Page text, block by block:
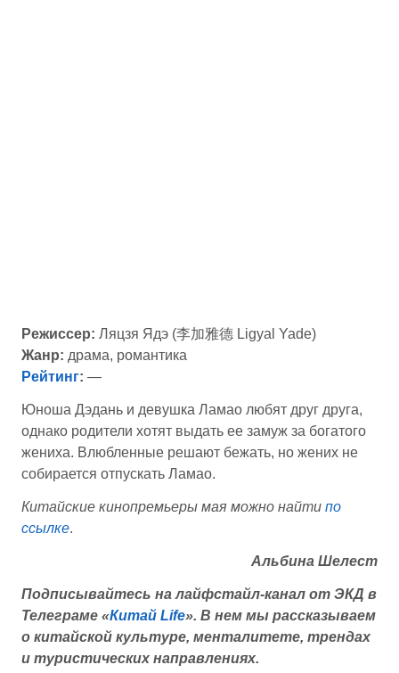
Режиссер: Ляцзя Ядэ (李加雅德 Ligyal Yade)
Жанр: драма, романтика
Рейтинг: —
Юноша Дэдань и девушка Ламао любят друг друга,
однако родители хотят выдать ее замуж за богатого
жениха. Влюбленные решают бежать, но жених не
собирается отпускать Ламао.
Китайские кинопремьеры мая можно найти по
ссылке.
Альбина Шелест
Подписывайтесь на лайфстайл-канал от ЭКД в
Телеграме «Китай Life». В нем мы рассказываем
о китайской культуре, менталитете, трендах
и туристических направлениях.